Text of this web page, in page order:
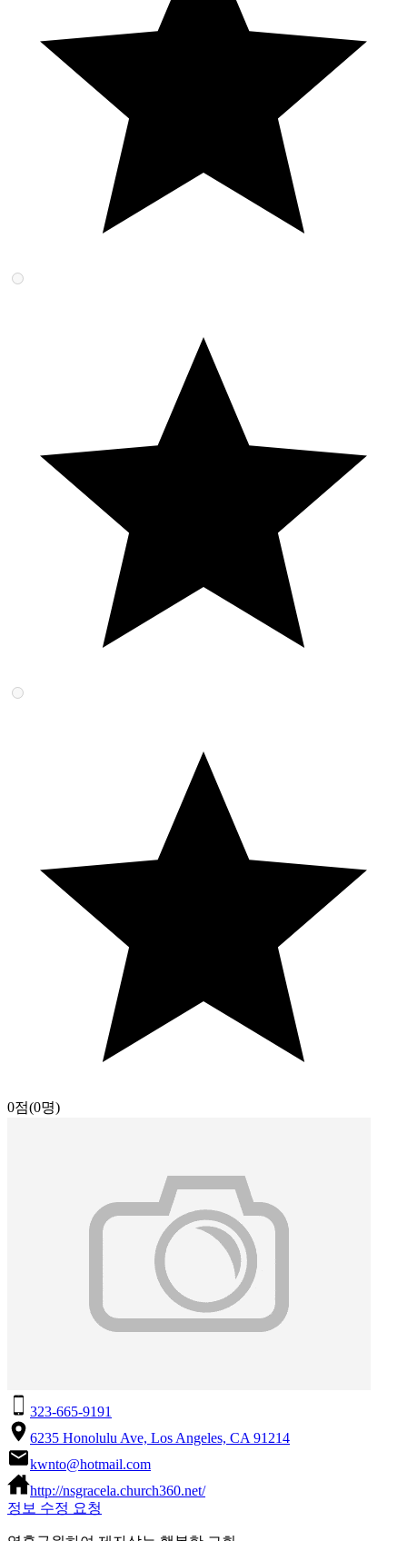
0점(0명)
323-665-9191
6235 Honolulu Ave, Los Angeles, CA 91214
kwnto@hotmail.com
http://nsgracela.church360.net/
정보 수정 요청